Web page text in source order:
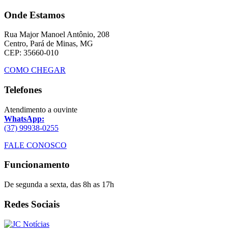
Onde Estamos
Rua Major Manoel Antônio, 208
Centro, Pará de Minas, MG
CEP: 35660-010
COMO CHEGAR
Telefones
Atendimento a ouvinte
WhatsApp:
(37) 99938-0255
FALE CONOSCO
Funcionamento
De segunda a sexta, das 8h as 17h
Redes Sociais